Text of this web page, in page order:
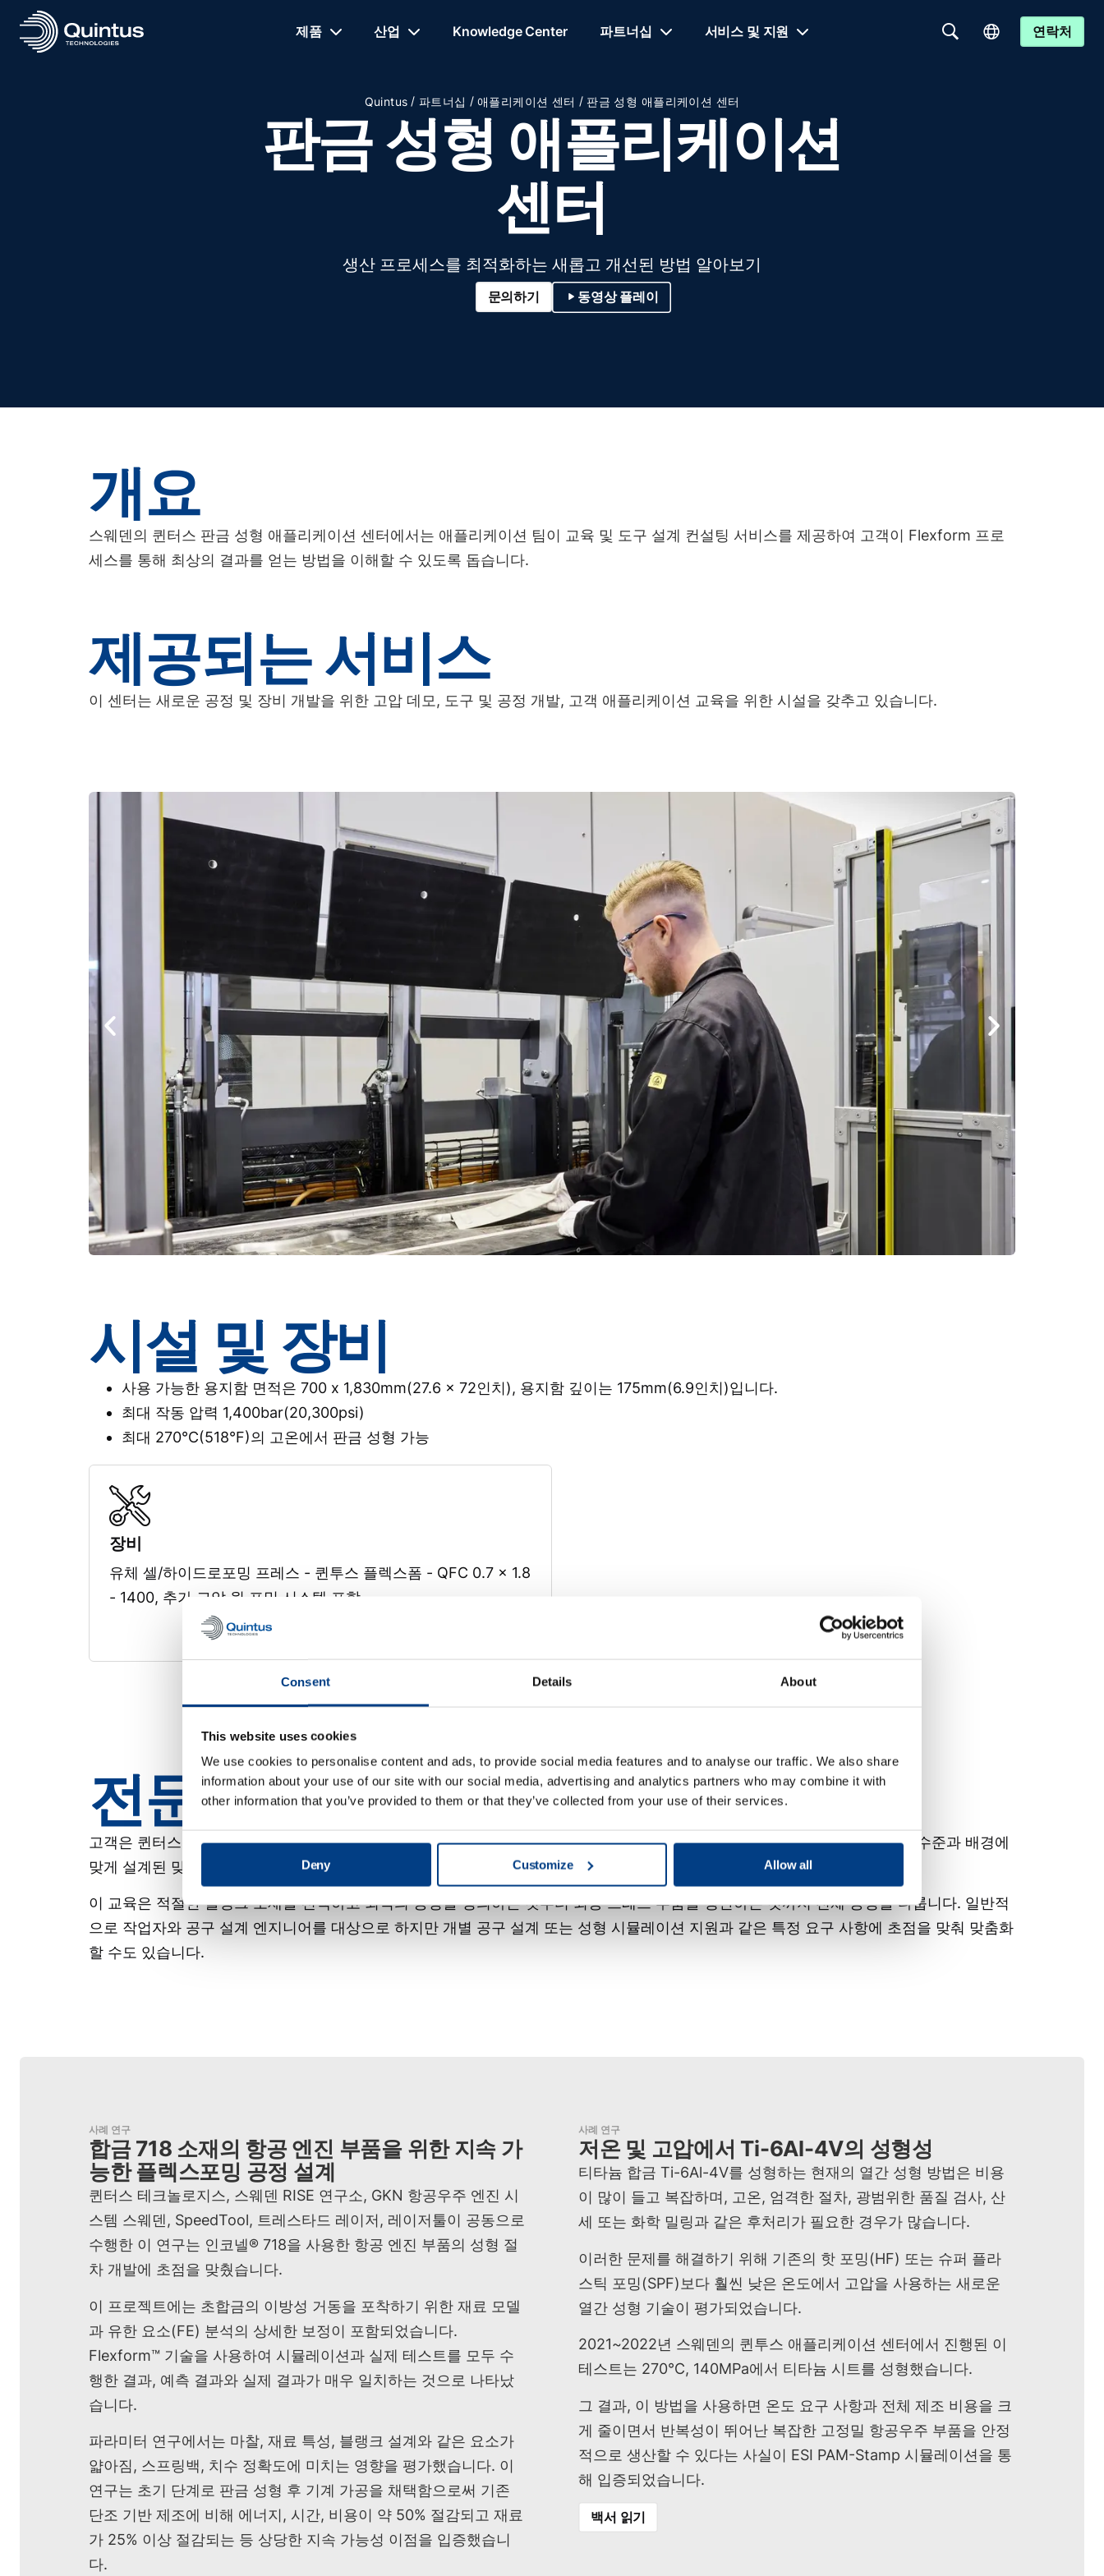
Consent Details About
This website uses cookies
We use cookies to personalise content and ads, to provide social media features and to analyse our traffic. We also share
information about your use of our site with our social media, advertising and analytics partners who may combine it with
other information that you’ve provided to them or that they’ve collected from your use of their services.
Deny Customize Allow all
제품 산업 Knowledge Center 파트너십 서비스 및 지원 연락처
Quintus / 파트너십 / 애플리케이션 센터 / 판금 성형 애플리케이션 센터
판금 성형 애플리케이션
센터
생산 프로세스를 최적화하는 새롭고 개선된 방법 알아보기
문의하기 동영상 플레이
개요
스웨덴의 퀸터스 판금 성형 애플리케이션 센터에서는 애플리케이션 팀이 교육 및 도구 설계 컨설팅 서비스를 제공하여 고객이 Flexform 프로
세스를 통해 최상의 결과를 얻는 방법을 이해할 수 있도록 돕습니다.
제공되는 서비스
이 센터는 새로운 공정 및 장비 개발을 위한 고압 데모, 도구 및 공정 개발, 고객 애플리케이션 교육을 위한 시설을 갖추고 있습니다.
시설 및 장비
사용 가능한 용지함 면적은 700 x 1,830mm(27.6 x 72인치), 용지함 깊이는 175mm(6.9인치)입니다.
최대 작동 압력 1,400bar(20,300psi)
최대 270°C(518°F)의 고온에서 판금 성형 가능
장비
유체 셀/하이드로포밍 프레스 - 퀸투스 플렉스폼 - QFC 0.7 x 1.8
- 1400, 추가 고압 웜 포밍 시스템 포함.
전문가 지원 및 협업
고객은 퀸터스의 애플리케이션 지원 팀을 통해 광범위한 프로세스 전문 지식을 활용할 것을 권장합니다. 저희 팀은 다양한 기술 수준과 배경에
맞게 설계된 맞춤형 데모 서비스 및 다양한 프로세스 교육 세션을 제공합니다.
이 교육은 적절한 블랭크 소재를 선택하고 최적의 공정을 정의하는 것부터 최종 프레스 부품을 생산하는 것까지 전체 공정을 다룹니다. 일반적
으로 작업자와 공구 설계 엔지니어를 대상으로 하지만 개별 공구 설계 또는 성형 시뮬레이션 지원과 같은 특정 요구 사항에 초점을 맞춰 맞춤화
할 수도 있습니다.
사례 연구
합금 718 소재의 항공 엔진 부품을 위한 지속 가
능한 플렉스포밍 공정 설계
퀸터스 테크놀로지스, 스웨덴 RISE 연구소, GKN 항공우주 엔진 시
스템 스웨덴, SpeedTool, 트레스타드 레이저, 레이저툴이 공동으로
수행한 이 연구는 인코넬® 718을 사용한 항공 엔진 부품의 성형 절
차 개발에 초점을 맞췄습니다.
이 프로젝트에는 초합금의 이방성 거동을 포착하기 위한 재료 모델
과 유한 요소(FE) 분석의 상세한 보정이 포함되었습니다.
Flexform™ 기술을 사용하여 시뮬레이션과 실제 테스트를 모두 수
행한 결과, 예측 결과와 실제 결과가 매우 일치하는 것으로 나타났
습니다.
파라미터 연구에서는 마찰, 재료 특성, 블랭크 설계와 같은 요소가
얇아짐, 스프링백, 치수 정확도에 미치는 영향을 평가했습니다. 이
연구는 초기 단계로 판금 성형 후 기계 가공을 채택함으로써 기존
단조 기반 제조에 비해 에너지, 시간, 비용이 약 50% 절감되고 재료
가 25% 이상 절감되는 등 상당한 지속 가능성 이점을 입증했습니
다.
사례 연구
저온 및 고압에서 Ti-6Al-4V의 성형성
티타늄 합금 Ti-6Al-4V를 성형하는 현재의 열간 성형 방법은 비용
이 많이 들고 복잡하며, 고온, 엄격한 절차, 광범위한 품질 검사, 산
세 또는 화학 밀링과 같은 후처리가 필요한 경우가 많습니다.
이러한 문제를 해결하기 위해 기존의 핫 포밍(HF) 또는 슈퍼 플라
스틱 포밍(SPF)보다 훨씬 낮은 온도에서 고압을 사용하는 새로운
열간 성형 기술이 평가되었습니다.
2021~2022년 스웨덴의 퀸투스 애플리케이션 센터에서 진행된 이
테스트는 270°C, 140MPa에서 티타늄 시트를 성형했습니다.
그 결과, 이 방법을 사용하면 온도 요구 사항과 전체 제조 비용을 크
게 줄이면서 반복성이 뛰어난 복잡한 고정밀 항공우주 부품을 안정
적으로 생산할 수 있다는 사실이 ESI PAM-Stamp 시뮬레이션을 통
해 입증되었습니다.
백서 읽기